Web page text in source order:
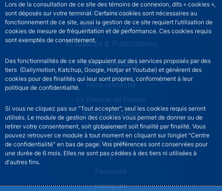
Lors de la consultation de ce site des témoins de connexion, dits « cookies »,
sont déposés sur votre terminal. Certains cookies sont nécessaires au
fonctionnement de ce site, aussi la gestion de ce site requiert l’utilisation de
cookies de mesure de fréquentation et de performance. Ces cookies requis
sont exemptés de consentement.
Des fonctionnalités de ce site s’appuient sur des services proposés par des
tiers (Dailymotion, Katchup, Google, Hotjar et Youtube) et génèrent des
cookies pour des finalités qui leur sont propres, conformément à leur
politique de confidentialité.
Si vous ne cliquez pas sur "Tout accepter", seul les cookies requis seront
utilisés. Le module de gestion des cookies vous permet de donner ou de
retirer votre consentement, soit globalement soit finalité par finalité. Vous
pouvez retrouver ce module à tout moment en cliquant sur l’onglet "Centre
de confidentialité" en bas de page. Vos préférences sont conservées pour
une durée de 6 mois. Elles ne sont pas cédées à des tiers ni utilisées à
d'autres fins.
Nos missions
Réglementation
Actualités & Publications
Nous rejoindre
ACPR footer secondary menu (French)
Nous contacter
La Banque de France
Autres institutions
LinkedIn
YouTube
X
Facebook
Instagram